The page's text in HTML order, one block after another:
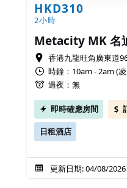
HKD310
2小時
Metacity MK 名
香港九龍旺角廣東道
時鐘：10am - 2am (
過夜：無
即時確應房間
日租酒店
更新日期: 04/08/2026